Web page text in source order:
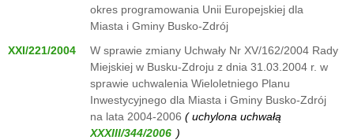
okres programowania Unii Europejskiej dla
Miasta i Gminy Busko-Zdrój
XXI/221/2004
W sprawie zmiany Uchwały Nr XV/162/2004 Rady
Miejskiej w Busku-Zdroju z dnia 31.03.2004 r. w
sprawie uchwalenia Wieloletniego Planu
Inwestycyjnego dla Miasta i Gminy Busko-Zdrój
na lata 2004-2006 ( uchylona uchwałą
)